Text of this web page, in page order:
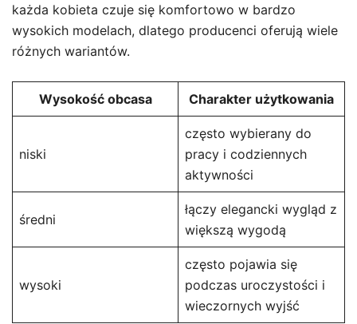
każda kobieta czuje się komfortowo w bardzo
wysokich modelach, dlatego producenci oferują wiele
różnych wariantów.
Wysokość obcasa Charakter użytkowania
niski
często wybierany do
pracy i codziennych
aktywności
średni
łączy elegancki wygląd z
większą wygodą
wysoki
często pojawia się
podczas uroczystości i
wieczornych wyjść